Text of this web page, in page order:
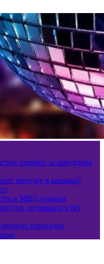
ошибки за шведским
поездку в кошмар?
и МВД назвали
оставшихся без
пересадку